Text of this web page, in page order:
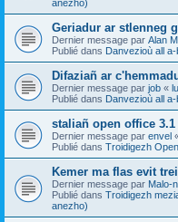
anezho)
Geriadur ar stlenneg
Dernier message par Alan
Publié dans Danvezioù all
Difaziañ ar
Dernier message par job «
Publié dans Danvezioù all
staliañ open office
Dernier message par envel
Publié dans Troidigezh
Kemer ma flas evit
Dernier message par Malo-
Publié dans Troidigezh
anezho)